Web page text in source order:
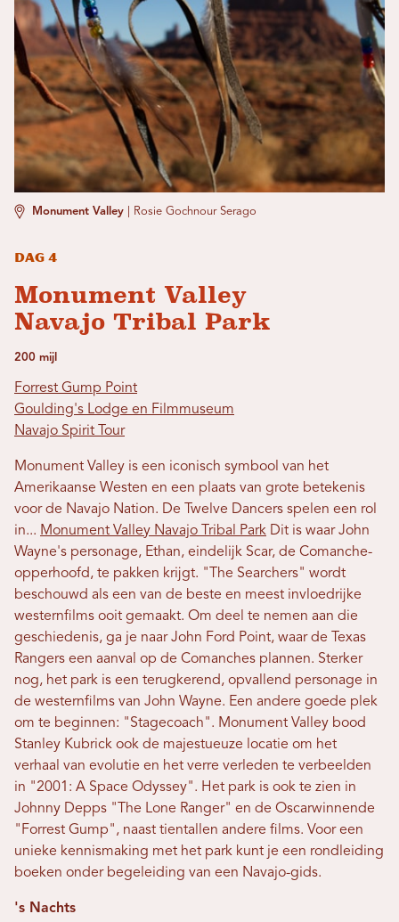
Monument Valley Rosie Gochnour Serago
Dag 4
Monument Valley
Navajo Tribal Park
200 mijl
Forrest Gump Point
Goulding's Lodge en Filmmuseum
Navajo Spirit Tour
Monument Valley is een iconisch symbool van het
Amerikaanse Westen en een plaats van grote betekenis
voor de Navajo Nation. De Twelve Dancers spelen een rol
in... Monument Valley Navajo Tribal Park Dit is waar John
Wayne's personage, Ethan, eindelijk Scar, de Comanche-
opperhoofd, te pakken krijgt. "The Searchers" wordt
beschouwd als een van de beste en meest invloedrijke
westernfilms ooit gemaakt. Om deel te nemen aan die
geschiedenis, ga je naar John Ford Point, waar de Texas
Rangers een aanval op de Comanches plannen. Sterker
nog, het park is een terugkerend, opvallend personage in
de westernfilms van John Wayne. Een andere goede plek
om te beginnen: "Stagecoach". Monument Valley bood
Stanley Kubrick ook de majestueuze locatie om het
verhaal van evolutie en het verre verleden te verbeelden
in "2001: A Space Odyssey". Het park is ook te zien in
Johnny Depps "The Lone Ranger" en de Oscarwinnende
"Forrest Gump", naast tientallen andere films. Voor een
unieke kennismaking met het park kunt je een rondleiding
boeken onder begeleiding van een Navajo-gids.
's Nachts